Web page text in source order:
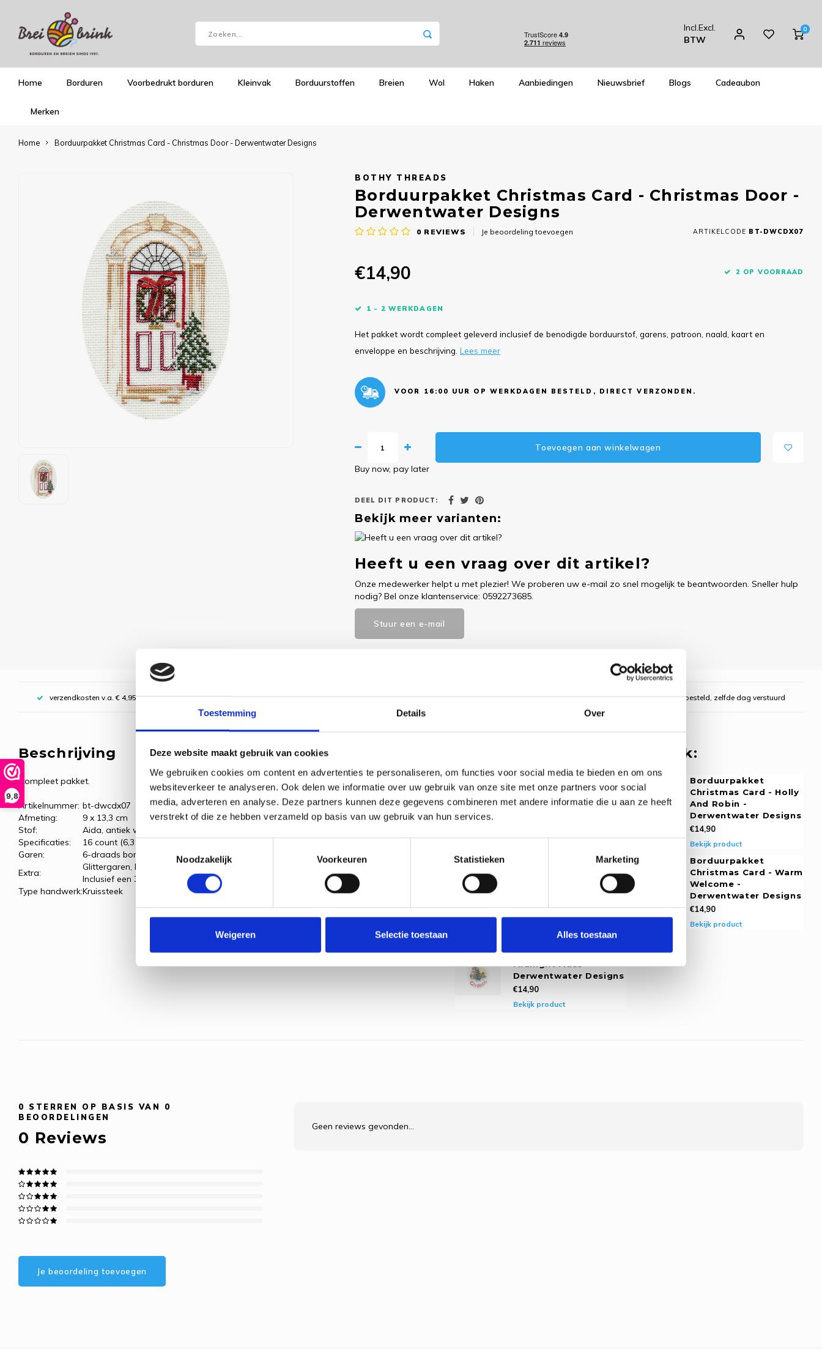
Toestemming Details Over
Deze website maakt gebruik van cookies
We gebruiken cookies om content en advertenties te personaliseren, om functies voor social media te bieden en om ons
websiteverkeer te analyseren. Ook delen we informatie over uw gebruik van onze site met onze partners voor social
media, adverteren en analyse. Deze partners kunnen deze gegevens combineren met andere informatie die u aan ze heeft
verstrekt of die ze hebben verzameld op basis van uw gebruik van hun services.
Noodzakelijk
Voorkeuren Statistieken Marketing
Weigeren Selectie toestaan Alles toestaan
9,8
Incl.Excl.
BTW
0
Home Borduren Voorbedrukt borduren Kleinvak Borduurstoffen Breien Wol Haken Aanbiedingen Nieuwsbrief Blogs Cadeaubon
Merken
Home Borduurpakket Christmas Card - Christmas Door - Derwentwater Designs
BOTHY THREADS
Borduurpakket Christmas Card - Christmas Door -
Derwentwater Designs
0 REVIEWS Je beoordeling toevoegen ARTIKELCODE BT-DWCDX07
€14,90 2 OP VOORRAAD
1 - 2 WERKDAGEN
Het pakket wordt compleet geleverd inclusief de benodigde borduurstof, garens, patroon, naald, kaart en
enveloppe en beschrijving. Lees meer
VOOR 16:00 UUR OP WERKDAGEN BESTELD, DIRECT VERZONDEN.
Toevoegen aan winkelwagen
Buy now, pay later
DEEL DIT PRODUCT:
Bekijk meer varianten:
Heeft u een vraag over dit artikel?
Onze medewerker helpt u met plezier! We proberen uw e-mail zo snel mogelijk te beantwoorden. Sneller hulp
nodig? Bel onze klantenservice: 0592273685.
Stuur een e-mail
verzendkosten v.a. € 4,95, boven € 70,00 gratis (NL) Goedgekeurd door Webwinkelkeur betaling achteraf mogelijk Voor 16:00 uur besteld, zelfde dag verstuurd
Beschrijving
Compleet pakket.
Artikelnummer: bt-dwcdx07
Afmeting:
9 x 13,3 cm
Stof:
Aida, antiek wit
Specificaties:
16 count (6,3 kr/cm)
Garen:
6-draads borduurgaren
Extra:
Glittergaren, kraaltjes en lint.
Inclusief een 3-delige passe-partout kaart met envelop.
Type handwerk:Kruissteek
Dit vind je misschien ook leuk:
Christmas Card -
Poinsettias -
Borduurpakket
Christmas Card - Holly
And Robin -
Derwentwater Designs
€14,90
Bekijk product
Poinsettia And Holly -
Derwentwater Designs
€14,90
Borduurpakket
Christmas Card - Warm
Welcome -
Derwentwater Designs
€14,90
Bekijk product
Borduurpakket
Christmas Card -
Midnight Mass -
Derwentwater Designs
€14,90
Bekijk product
0 STERREN OP BASIS VAN 0
BEOORDELINGEN
0 Reviews
Je beoordeling toevoegen
Geen reviews gevonden...